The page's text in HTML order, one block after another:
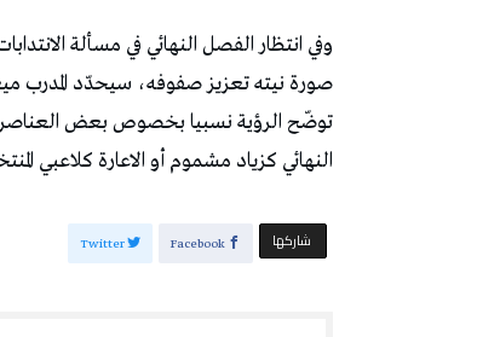
وفي انتظار الفصل النهائي في مسألة
صورة نيته تعزيز صفوفه، سيحدّد المدرب
توضّح الرؤية نسبيا بخصوص بعض
النهائي كزياد مشموم أو الاعارة كلاعبي
‫‫ شاركها‬ Facebook
Twitter